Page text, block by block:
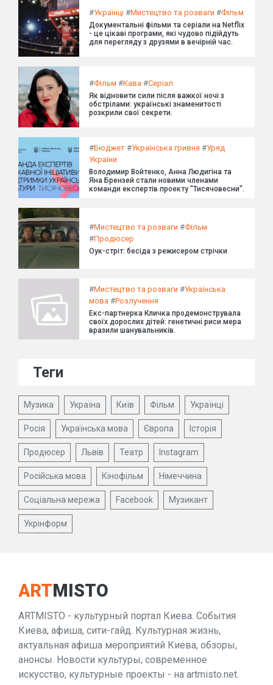
#Українці #Мистецтво та розваги #Фільм
Документальні фільми та серіали на Netflix
- це цікаві програми, які чудово підійдуть
для перегляду з друзями в вечірній час.
#Фільм #Кава #Серіал
Як відновити сили після важкої ночі з
обстрілами: українські знаменитості
розкрили свої секрети.
#Бюджет #Українська гривня #Уряд
України
Володимир Войтенко, Анна Людигіна та
Яна Брензей стали новими членами
команди експертів проекту "Тисячовесни".
#Мистецтво та розваги #Фільм
#Продюсер
Оук-стріт: бесіда з режисером стрічки
#Мистецтво та розваги #Українська
мова #Розлучення
Екс-партнерка Кличка продемонструвала
своїх дорослих дітей: генетичні риси мера
вразили шанувальників.
Теги
Музика Україна Київ Фільм Українці
Росія Українська мова Європа Історія
Продюсер Львів Театр Instagram
Російська мова Кінофільм Німеччина
Соціальна мережа Facebook Музикант
Укрінформ
ARTMISTO
ARTMISTO - культурный портал Киева. События
Киева, афиша, сити-гайд. Культурная жизнь,
актуальная афиша мероприятий Киева, обзоры,
анонсы. Новости культуры, современное
искусство, культурные проекты - на artmisto.net.